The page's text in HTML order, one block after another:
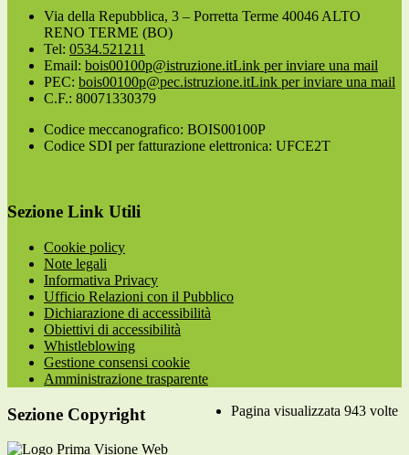
Via della Repubblica, 3 – Porretta Terme 40046 ALTO
RENO TERME (BO)
Tel: 0534.521211
Email: bois00100p@istruzione.itLink per inviare una mail
PEC: bois00100p@pec.istruzione.itLink per inviare una mail
C.F.: 80071330379
Codice meccanografico: BOIS00100P
Codice SDI per fatturazione elettronica: UFCE2T
Sezione Link Utili
Cookie policy
Note legali
Informativa Privacy
Ufficio Relazioni con il Pubblico
Dichiarazione di accessibilità
Obiettivi di accessibilità
Whistleblowing
Gestione consensi cookie
Amministrazione trasparente
Pagina visualizzata943 volte
Sezione Copyright